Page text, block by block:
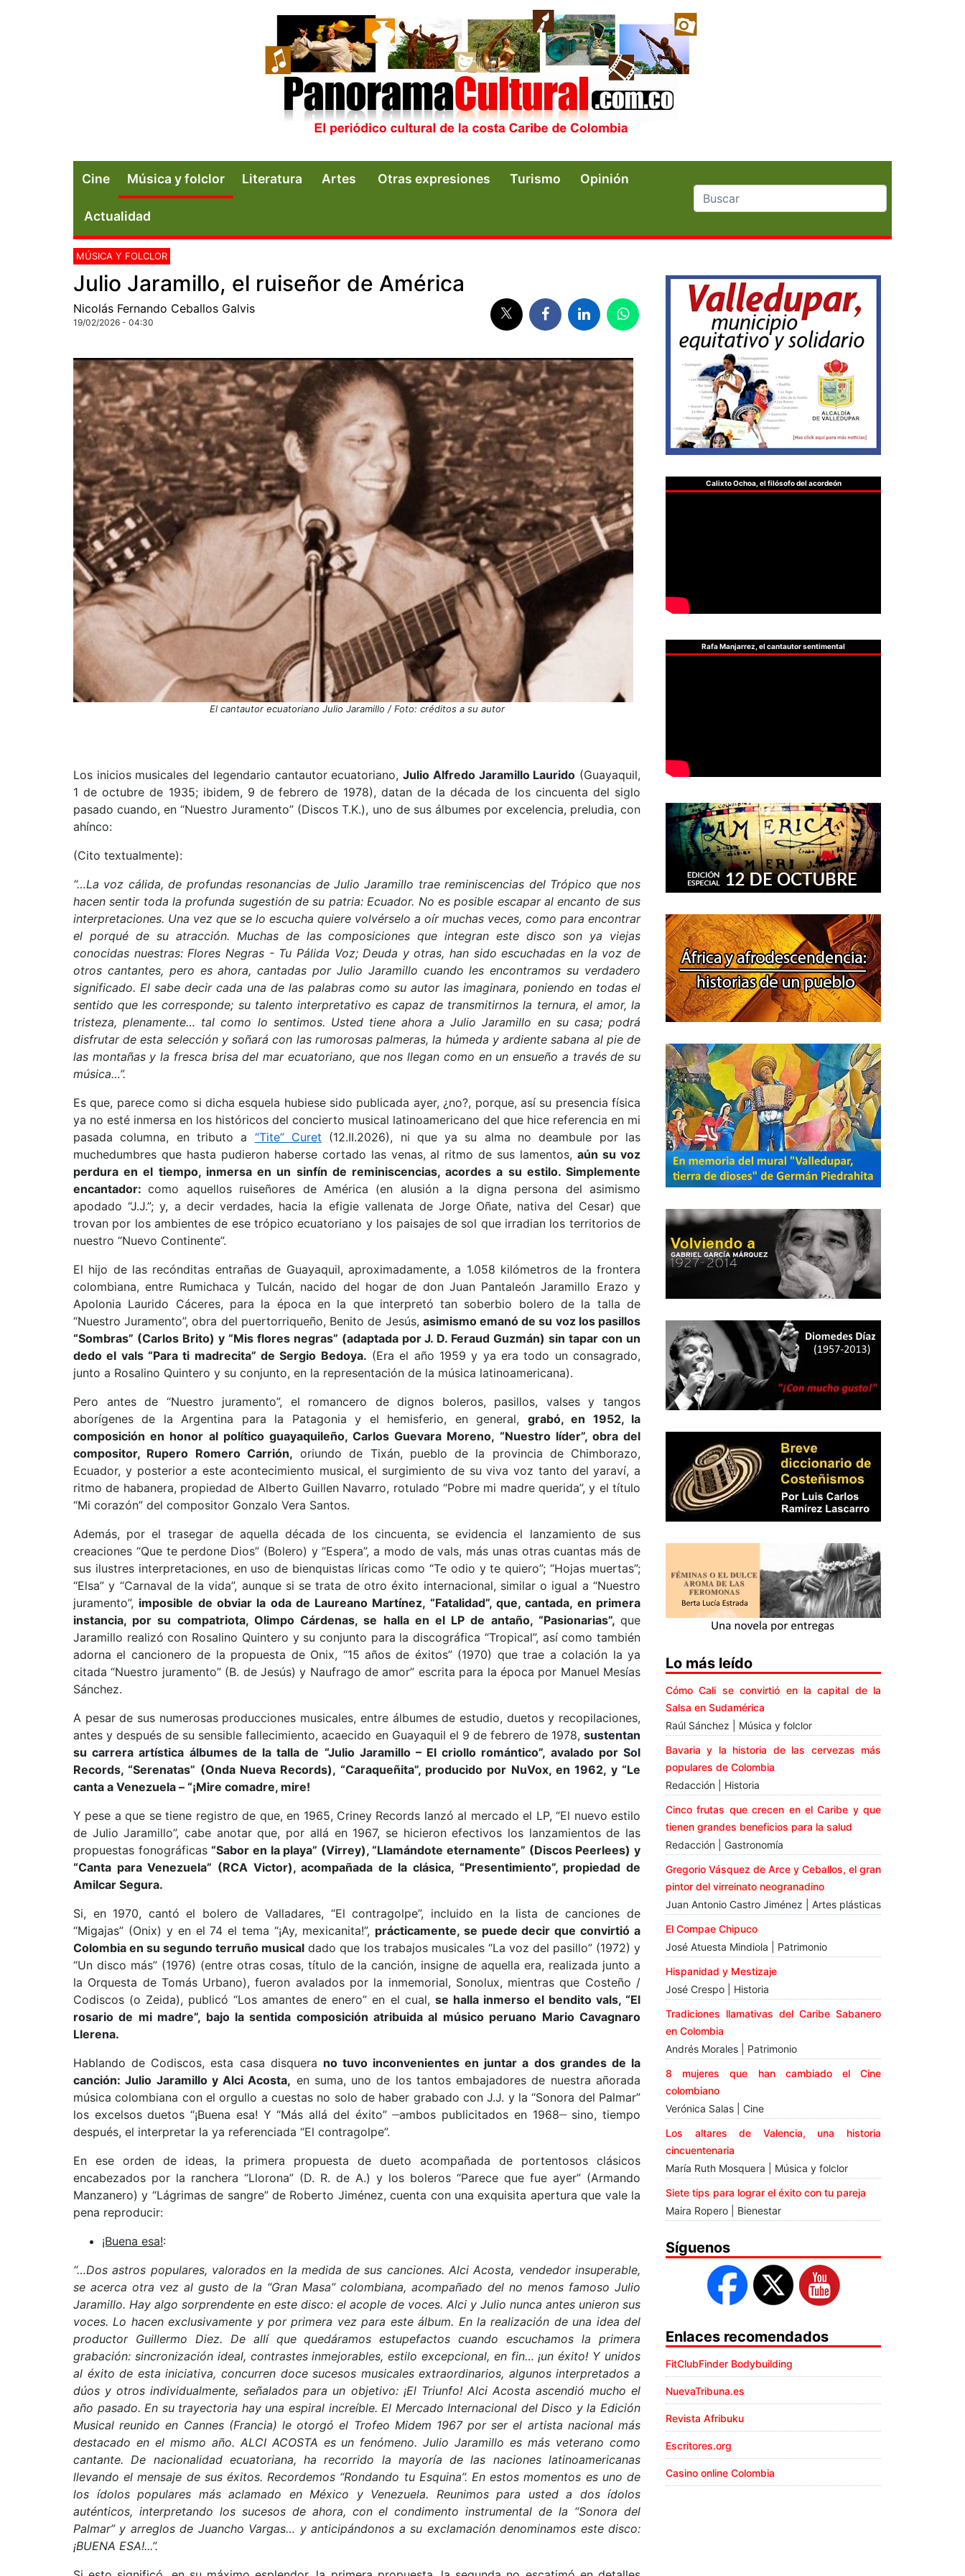
Cine Música y folclor Literatura Artes Otras expresiones Turismo Opinión
Actualidad
MÚSICA Y FOLCLOR
Julio Jaramillo, el ruiseñor de América
Nicolás Fernando Ceballos Galvis
19/02/2026 - 04:30
El cantautor ecuatoriano Julio Jaramillo / Foto: créditos a su autor
Los inicios musicales del legendario cantautor ecuatoriano,Julio Alfredo Jaramillo Laurido (Guayaquil,
1 de octubre de 1935; ibidem, 9 de febrero de 1978), datan de la década de los cincuenta del siglo
pasado cuando, en “Nuestro Juramento” (Discos T.K.), uno de sus álbumes por excelencia, preludia, con
ahínco:
(Cito textualmente):
“…La voz cálida, de profundas resonancias de Julio Jaramillo trae reminiscencias del Trópico que nos
hacen sentir toda la profunda sugestión de su patria: Ecuador. No es posible escapar al encanto de sus
interpretaciones. Una vez que se lo escucha quiere volvérselo a oír muchas veces, como para encontrar
el porqué de su atracción. Muchas de las composiciones que integran este disco son ya viejas
conocidas nuestras: Flores Negras - Tu Pálida Voz; Deuda y otras, han sido escuchadas en la voz de
otros cantantes, pero es ahora, cantadas por Julio Jaramillo cuando les encontramos su verdadero
significado. El sabe decir cada una de las palabras como su autor las imaginara, poniendo en todas el
sentido que les corresponde; su talento interpretativo es capaz de transmitirnos la ternura, el amor, la
tristeza, plenamente… tal como lo sentimos. Usted tiene ahora a Julio Jaramillo en su casa; podrá
disfrutar de esta selección y soñará con las rumorosas palmeras, la húmeda y ardiente sabana al pie de
las montañas y la fresca brisa del mar ecuatoriano, que nos llegan como en un ensueño a través de su
música…”.
Es que, parece como si dicha esquela hubiese sido publicada ayer, ¿no?, porque, así su presencia física
ya no esté inmersa en los históricos del concierto musical latinoamericano del que hice referencia en mi
pasada columna, en tributo a “Tite” Curet (12.II.2026), ni que ya su alma no deambule por las
muchedumbres que hasta pudieron haberse cortado las venas, al ritmo de sus lamentos,aún su voz
perdura en el tiempo, inmersa en un sinfín de reminiscencias, acordes a su estilo. Simplemente
encantador:como aquellos ruiseñores de América (en alusión a la digna persona del asimismo
apodado “J.J.”; y, a decir verdades, hacia la efigie vallenata de Jorge Oñate, nativa del Cesar) que
trovan por los ambientes de ese trópico ecuatoriano y los paisajes de sol que irradian los territorios de
nuestro “Nuevo Continente”.
El hijo de las recónditas entrañas de Guayaquil, aproximadamente, a 1.058 kilómetros de la frontera
colombiana, entre Rumichaca y Tulcán, nacido del hogar de don Juan Pantaleón Jaramillo Erazo y
Apolonia Laurido Cáceres, para la época en la que interpretó tan soberbio bolero de la talla de
“Nuestro Juramento”, obra del puertorriqueño, Benito de Jesús, asimismo emanó de su voz los pasillos
“Sombras” (Carlos Brito) y “Mis flores negras” (adaptada por J. D. Feraud Guzmán) sin tapar con un
dedo el vals “Para ti madrecita” de Sergio Bedoya. (Era el año 1959 y ya era todo un consagrado,
junto a Rosalino Quintero y su conjunto, en la representación de la música latinoamericana).
Pero antes de “Nuestro juramento”, el romancero de dignos boleros, pasillos, valses y tangos
aborígenes de la Argentina para la Patagonia y el hemisferio, en general, grabó, en 1952, la
composición en honor al político guayaquileño, Carlos Guevara Moreno, “Nuestro líder”, obra del
compositor, Rupero Romero Carrión, oriundo de Tixán, pueblo de la provincia de Chimborazo,
Ecuador, y posterior a este acontecimiento musical, el surgimiento de su viva voz tanto del yaraví, a
ritmo de habanera, propiedad de Alberto Guillen Navarro, rotulado “Pobre mi madre querida”, y el título
“Mi corazón” del compositor Gonzalo Vera Santos.
Además, por el trasegar de aquella década de los cincuenta, se evidencia el lanzamiento de sus
creaciones “Que te perdone Dios” (Bolero) y “Espera”, a modo de vals, más unas otras cuantas más de
sus ilustres interpretaciones, en uso de bienquistas líricas como “Te odio y te quiero”; “Hojas muertas”;
“Elsa” y “Carnaval de la vida”, aunque si se trata de otro éxito internacional, similar o igual a “Nuestro
juramento”, imposible de obviar la oda de Laureano Martínez, “Fatalidad”, que, cantada, en primera
instancia, por su compatriota, Olimpo Cárdenas, se halla en el LP de antaño, “Pasionarias”, que
Jaramillo realizó con Rosalino Quintero y su conjunto para la discográfica “Tropical”, así como también
adorna el cancionero de la propuesta de Onix, “15 años de éxitos” (1970) que trae a colación la ya
citada “Nuestro juramento” (B. de Jesús) y Naufrago de amor” escrita para la época por Manuel Mesías
Sánchez.
A pesar de sus numerosas producciones musicales, entre álbumes de estudio, duetos y recopilaciones,
antes y después de su sensible fallecimiento, acaecido en Guayaquil el 9 de febrero de 1978, sustentan
su carrera artística álbumes de la talla de “Julio Jaramillo – El criollo romántico”, avalado por Sol
Records, “Serenatas” (Onda Nueva Records), “Caraqueñita”, producido por NuVox, en 1962, y “Le
canta a Venezuela – “¡Mire comadre, mire!
Y pese a que se tiene registro de que, en 1965, Criney Records lanzó al mercado el LP, “El nuevo estilo
de Julio Jaramillo”, cabe anotar que, por allá en 1967, se hicieron efectivos los lanzamientos de las
propuestas fonográficas“Sabor en la playa” (Virrey), “Llamándote eternamente” (Discos Peerlees) y
“Canta para Venezuela” (RCA Victor), acompañada de la clásica, “Presentimiento”, propiedad de
Amilcar Segura.
Si, en 1970, cantó el bolero de Valladares, “El contragolpe”, incluido en la lista de canciones de
“Migajas” (Onix) y en el 74 el tema “¡Ay, mexicanita!”, prácticamente, se puede decir que convirtió a
Colombia en su segundo terruño musical dado que los trabajos musicales “La voz del pasillo” (1972) y
“Un disco más” (1976) (entre otras cosas, título de la canción, insigne de aquella era, realizada junto a
la Orquesta de Tomás Urbano), fueron avalados por la inmemorial, Sonolux, mientras que Costeño /
Codiscos (o Zeida), publicó “Los amantes de enero” en el cual, se halla inmerso el bendito vals, “El
rosario de mi madre”, bajo la sentida composición atribuida al músico peruano Mario Cavagnaro
Llerena.
Hablando de Codiscos, esta casa disquera no tuvo inconvenientes en juntar a dos grandes de la
canción: Julio Jaramillo y Alci Acosta, en suma, uno de los tantos embajadores de nuestra añorada
música colombiana con el orgullo a cuestas no solo de haber grabado con J.J. y la “Sonora del Palmar”
los excelsos duetos “¡Buena esa! Y “Más allá del éxito” ambos publicitados en 1968 sino, tiempo
después, el interpretar la ya referenciada “El contragolpe”.
En ese orden de ideas, la primera propuesta de dueto acompañada de portentosos clásicos
encabezados por la ranchera “Llorona” (D. R. de A.) y los boleros “Parece que fue ayer” (Armando
Manzanero) y “Lágrimas de sangre” de Roberto Jiménez, cuenta con una exquisita apertura que vale la
pena reproducir:
¡Buena esa!:
“…Dos astros populares, valorados en la medida de sus canciones. Alci Acosta, vendedor insuperable,
se acerca otra vez al gusto de la “Gran Masa” colombiana, acompañado del no menos famoso Julio
Jaramillo. Hay algo sorprendente en este disco: el acople de voces. Alci y Julio nunca antes unieron sus
voces. Lo hacen exclusivamente y por primera vez para este álbum. En la realización de una idea del
productor Guillermo Diez. De allí que quedáramos estupefactos cuando escuchamos la primera
grabación: sincronización ideal, contrastes inmejorables, estilo excepcional, en fin… ¡un éxito! Y unidos
al éxito de esta iniciativa, concurren doce sucesos musicales extraordinarios, algunos interpretados a
dúos y otros individualmente, señalados para un objetivo: ¡El Triunfo! Alci Acosta ascendió mucho el
año pasado. En su trayectoria hay una espiral increíble. El Mercado Internacional del Disco y la Edición
Musical reunido en Cannes (Francia) le otorgó el Trofeo Midem 1967 por ser el artista nacional más
destacado en el mismo año. ALCI ACOSTA es un fenómeno. Julio Jaramillo es más veterano como
cantante. De nacionalidad ecuatoriana, ha recorrido la mayoría de las naciones latinoamericanas
llevando el mensaje de sus éxitos. Recordemos “Rondando tu Esquina”. En estos momentos es uno de
los ídolos populares más aclamado en México y Venezuela. Reunimos para usted a dos ídolos
auténticos, interpretando los sucesos de ahora, con el condimento instrumental de la “Sonora del
Palmar” y arreglos de Juancho Vargas… y anticipándonos a su exclamación denominamos este disco:
¡BUENA ESA!...”.
Calixto Ochoa, el filósofo del acordeón
Rafa Manjarrez, el cantautor sentimental
Lo más leído
Cómo Cali se convirtió en la capital de la
Salsa en Sudamérica
Raúl Sánchez | Música y folclor
Bavaria y la historia de las cervezas más
populares de Colombia
Redacción | Historia
Cinco frutas que crecen en el Caribe y que
tienen grandes beneficios para la salud
Redacción | Gastronomía
Gregorio Vásquez de Arce y Ceballos, el gran
pintor del virreinato neogranadino
Juan Antonio Castro Jiménez | Artes plásticas
El Compae Chipuco
José Atuesta Mindiola | Patrimonio
Hispanidad y Mestizaje
José Crespo | Historia
Tradiciones llamativas del Caribe Sabanero
en Colombia
Andrés Morales | Patrimonio
8 mujeres que han cambiado el Cine
colombiano
Verónica Salas | Cine
Los altares de Valencia, una historia
cincuentenaria
María Ruth Mosquera | Música y folclor
Siete tips para lograr el éxito con tu pareja
Maira Ropero | Bienestar
Síguenos
Enlaces recomendados
FitClubFinder Bodybuilding
NuevaTribuna.es
Revista Afribuku
Escritores.org
Casino online Colombia